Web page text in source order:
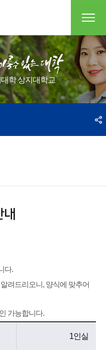
학 상지대학교
다.
려드리오니, 양식에 맞추어
가능합니다.
1인실